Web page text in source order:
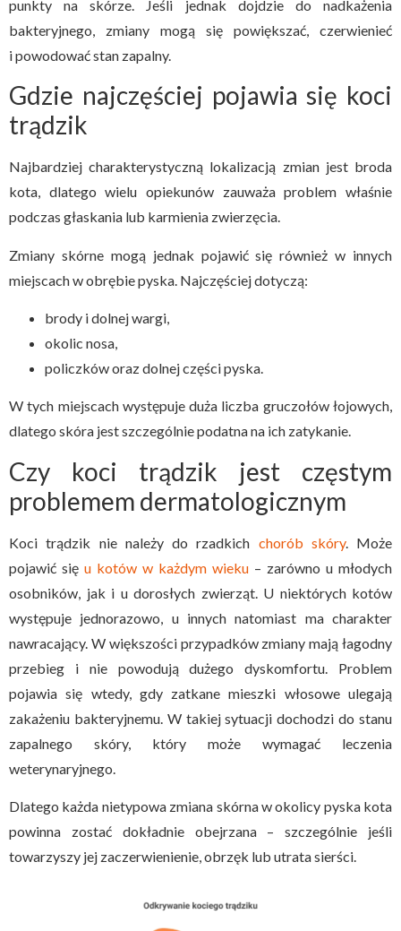
punkty na skórze. Jeśli jednak dojdzie do nadkażenia
bakteryjnego, zmiany mogą się powiększać, czerwienieć
i powodować stan zapalny.
Gdzie najczęściej pojawia się koci
trądzik
Najbardziej charakterystyczną lokalizacją zmian jest broda
kota, dlatego wielu opiekunów zauważa problem właśnie
podczas głaskania lub karmienia zwierzęcia.
Zmiany skórne mogą jednak pojawić się również w innych
miejscach w obrębie pyska. Najczęściej dotyczą:
brody i dolnej wargi,
okolic nosa,
policzków oraz dolnej części pyska.
W tych miejscach występuje duża liczba gruczołów łojowych,
dlatego skóra jest szczególnie podatna na ich zatykanie.
Czy koci trądzik jest częstym
problemem dermatologicznym
Koci trądzik nie należy do rzadkich chorób skóry. Może
pojawić się u kotów w każdym wieku – zarówno u młodych
osobników, jak i u dorosłych zwierząt. U niektórych kotów
występuje jednorazowo, u innych natomiast ma charakter
nawracający. W większości przypadków zmiany mają łagodny
przebieg i nie powodują dużego dyskomfortu. Problem
pojawia się wtedy, gdy zatkane mieszki włosowe ulegają
zakażeniu bakteryjnemu. W takiej sytuacji dochodzi do stanu
zapalnego skóry, który może wymagać leczenia
weterynaryjnego.
Dlatego każda nietypowa zmiana skórna w okolicy pyska kota
powinna zostać dokładnie obejrzana – szczególnie jeśli
towarzyszy jej zaczerwienienie, obrzęk lub utrata sierści.